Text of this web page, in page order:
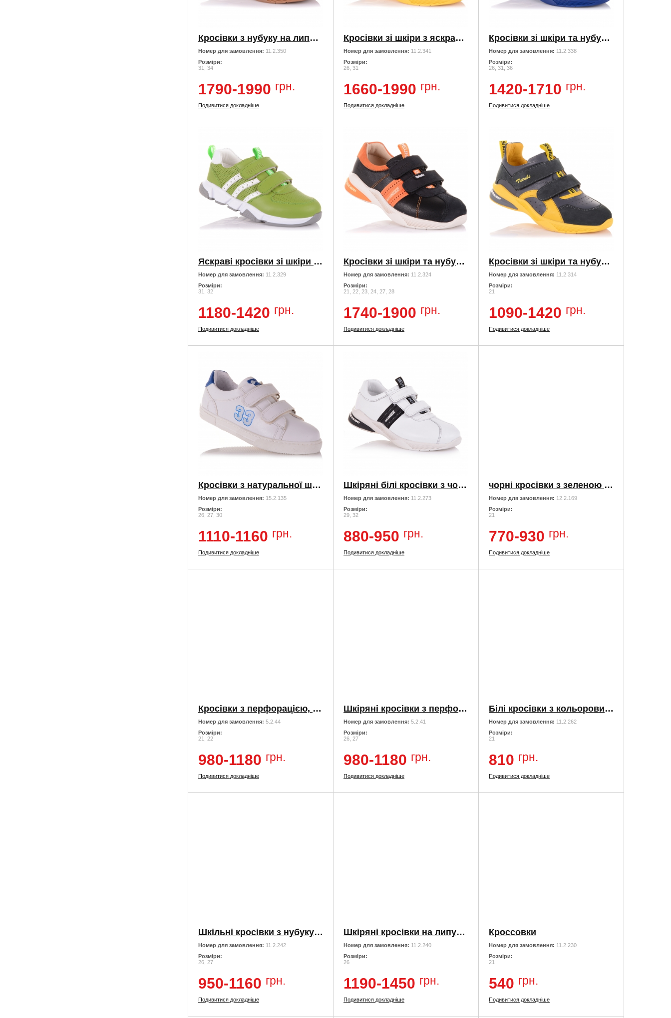
Кросівки з нубуку на липучках
Номер для замовлення: 11.2.350
Розміри:
31, 34
1790-1990 грн.
Подивитися докладніше
Кросівки зі шкіри з яскравими елементами
Номер для замовлення: 11.2.341
Розміри:
26, 31
1660-1990 грн.
Подивитися докладніше
Кросівки зі шкіри та нубуку на широкій липучці
Номер для замовлення: 11.2.338
Розміри:
26, 31, 36
1420-1710 грн.
Подивитися докладніше
Яскраві кросівки зі шкіри на липучках
Номер для замовлення: 11.2.329
Розміри:
31, 32
1180-1420 грн.
Подивитися докладніше
Кросівки зі шкіри та нубуку з яскравими елементами
Номер для замовлення: 11.2.324
Розміри:
21, 22, 23, 24, 27, 28
1740-1900 грн.
Подивитися докладніше
Кросівки зі шкіри та нубуку з яскравими елементами
Номер для замовлення: 11.2.314
Розміри:
21
1090-1420 грн.
Подивитися докладніше
Кросівки з натуральної шкіри
Номер для замовлення: 15.2.135
Розміри:
26, 27, 30
1110-1160 грн.
Подивитися докладніше
Шкіряні білі кросівки з чорною вставкою
Номер для замовлення: 11.2.273
Розміри:
29, 32
880-950 грн.
Подивитися докладніше
чорні кросівки з зеленою підошвою
Номер для замовлення: 12.2.169
Розміри:
21
770-930 грн.
Подивитися докладніше
Кросівки з перфорацією, на липучках
Номер для замовлення: 5.2.44
Розміри:
21, 22
980-1180 грн.
Подивитися докладніше
Шкіряні кросівки з перфорацією
Номер для замовлення: 5.2.41
Розміри:
26, 27
980-1180 грн.
Подивитися докладніше
Білі кросівки з кольоровими вставками
Номер для замовлення: 11.2.262
Розміри:
21
810 грн.
Подивитися докладніше
Шкільні кросівки з нубуку та шкіри
Номер для замовлення: 11.2.242
Розміри:
26, 27
950-1160 грн.
Подивитися докладніше
Шкіряні кросівки на липучках в школу
Номер для замовлення: 11.2.240
Розміри:
26
1190-1450 грн.
Подивитися докладніше
Кроссовки
Номер для замовлення: 11.2.230
Розміри:
21
540 грн.
Подивитися докладніше